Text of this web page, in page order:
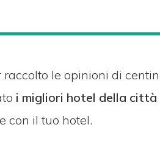
raccolto le opinioni di
i migliori hotel della città
con il tuo hotel.